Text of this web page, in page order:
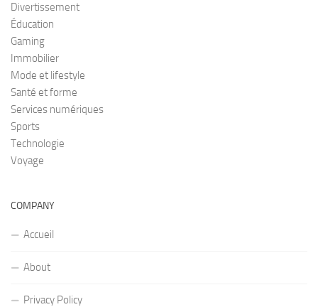
Divertissement
Éducation
Gaming
Immobilier
Mode et lifestyle
Santé et forme
Services numériques
Sports
Technologie
Voyage
COMPANY
Accueil
About
Privacy Policy